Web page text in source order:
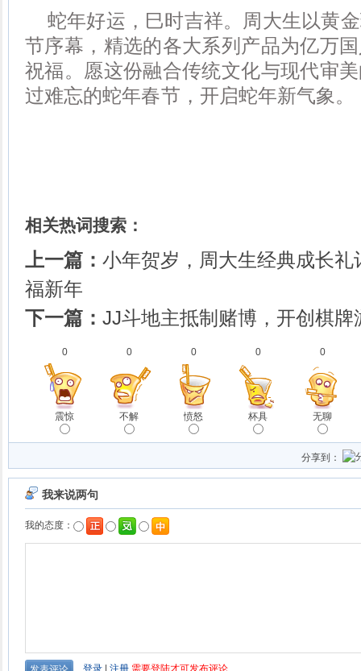
蛇年好运，巳时吉祥。周大生以黄
节序幕，精选的各大系列产品为亿万
祝福。愿这份融合传统文化与现代审
过难忘的蛇年春节，开启蛇年新气象。
相关热词搜索：
上一篇： 小年贺岁，周大生经典成长
福新年
下一篇： JJ斗地主抵制赌博，开创棋牌
0
震惊
0
不解
0
愤怒
0
杯具
0
无聊
分享到：